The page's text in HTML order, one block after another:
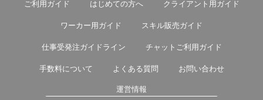
ご利用ガイド はじめての方へ クライアント用ガイド
ワーカー用ガイド スキル販売ガイド
仕事受発注ガイドライン チャットご利用ガイド
手数料について よくある質問 お問い合わせ
運営情報